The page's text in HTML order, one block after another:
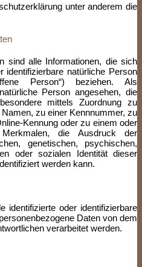
unter anderem die
sind alle Informationen, die sich
identifizierbare natürliche Person
Person“) beziehen. Als
Person angesehen, die
mittels Zuordnung zu
zu einer Kennnummer, zu
Kennung oder zu einem oder
Merkmalen, die Ausdruck der
genetischen, psychischen,
oder sozialen Identität dieser
werden kann.
identifizierte oder identifizierbare
Daten von dem
verarbeitet werden.